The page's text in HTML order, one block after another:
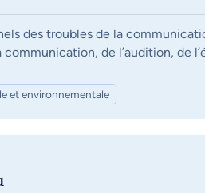
des troubles de la
communication, de l’audition, de
et environnementale